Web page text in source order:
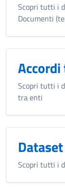
Scopri tutti i
Documenti
Scopri tutti i
tra enti
Dataset
Scopri tutti i